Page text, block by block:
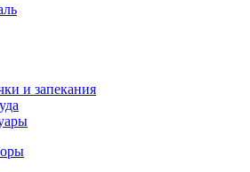
и запекания